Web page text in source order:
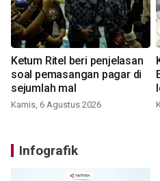
Ketum Ritel beri penjelasan
soal pemasangan pagar di
sejumlah mal
Kamis, 6 Agustus 2026
Infografik